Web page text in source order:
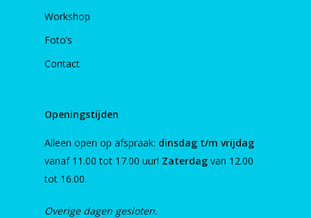
Workshop
Foto’s
Contact
Openingstijden
Alleen open op afspraak: dinsdag t/m vrijdag
vanaf 11.00 tot 17.00 uur! Zaterdag van 12.00
tot 16.00.
Overige dagen gesloten.